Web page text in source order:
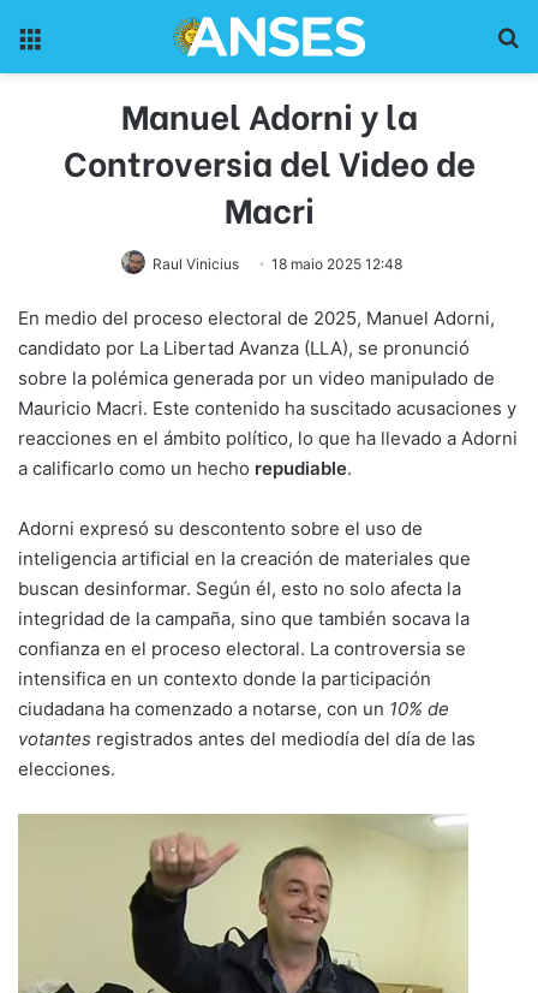
Manuel Adorni y la
Controversia del Video de
Macri
Raul Vinicius 18 maio 2025 12:48
En medio del proceso electoral de 2025, Manuel Adorni,
candidato por La Libertad Avanza (LLA), se pronunció
sobre la polémica generada por un video manipulado de
Mauricio Macri. Este contenido ha suscitado acusaciones y
reacciones en el ámbito político, lo que ha llevado a Adorni
a calificarlo como un hecho repudiable.
Adorni expresó su descontento sobre el uso de
inteligencia artificial en la creación de materiales que
buscan desinformar. Según él, esto no solo afecta la
integridad de la campaña, sino que también socava la
confianza en el proceso electoral. La controversia se
intensifica en un contexto donde la participación
ciudadana ha comenzado a notarse, con un 10% de
votantes registrados antes del mediodía del día de las
elecciones.